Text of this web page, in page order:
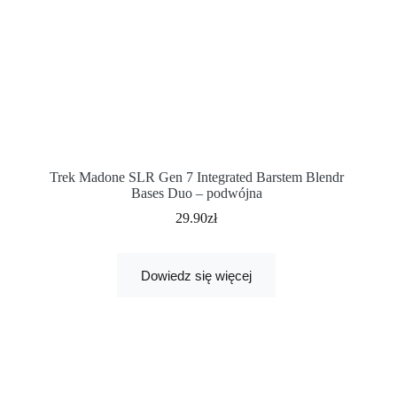
Trek Madone SLR Gen 7 Integrated Barstem Blendr
Bases Duo – podwójna
29.90zł
Dowiedz się więcej